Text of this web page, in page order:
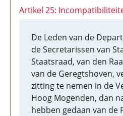
Artikel 25:
De Leden van de
de Secretarissen van
Staatsraad, van den
van de Geregtshoven,
zitting te nemen in de
Hoog Mogenden, dan
hebben gedaan van de